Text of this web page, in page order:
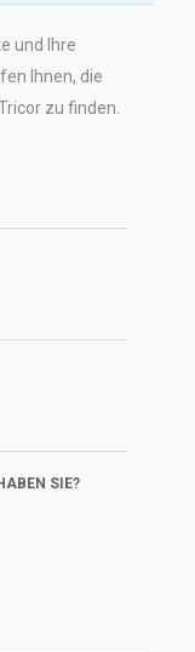
und Ihre
Ihnen, die
zu finden.
SIE?